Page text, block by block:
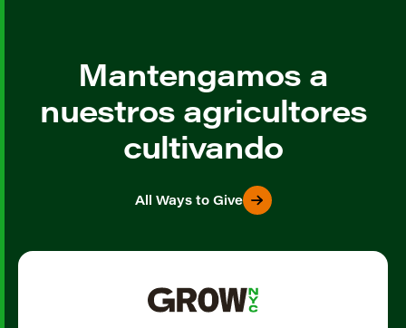
Mantengamos a
nuestros agricultores
cultivando
All Ways to Give